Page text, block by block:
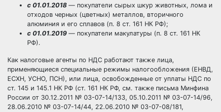
с 01.01.2018 — покупатели сырых шкур животных, лома и
отходов черных (цветных) металлов, вторичного
алюминия и его сплавов (п. 8 ст. 161 НК РФ);
с 01.01.2019 — покупатели макулатуры (п. 8 ст. 161 НК
РФ).
Как налоговые агенты по НДС работают также лица,
применяющиеся специальные режимы налогообложения (ЕНВД,
ЕСХН, УСНО, ПСН), или лица, освобожденные от уплаты НДС по
ст. 145 и 145.1 НК РФ (ст. 161 НК РФ, см. также письма Минфина
России от 30.12.2011 № 03-07-14/133, 05.10.2011 № 03-07-14/96,
28.06.2010 № 03-07-14/44, 22.06.2010 № 03-07-08/181,